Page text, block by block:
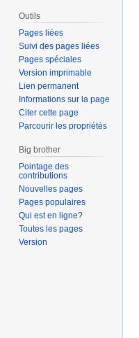
Outils
Pages liées
Suivi des pages liées
Pages spéciales
Version imprimable
Lien permanent
Informations sur la page
Citer cette page
Parcourir les propriétés
Big brother
Pointage des
contributions
Nouvelles pages
Pages populaires
Qui est en ligne?
Toutes les pages
Version